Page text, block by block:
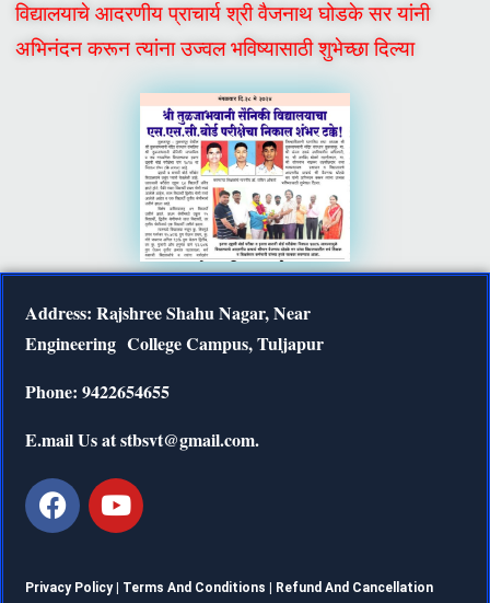
विद्यालयाचे आदरणीय प्राचार्य श्री वैजनाथ घोडके सर यांनी
अभिनंदन करून त्यांना उज्वल भविष्यासाठी शुभेच्छा दिल्या
Address: Rajshree Shahu Nagar, Near
Engineering College Campus, Tuljapur
Phone: 9422654655
E.mail Us at stbsvt@gmail.com.
Privacy Policy | Terms And Conditions | Refund And Cancellation